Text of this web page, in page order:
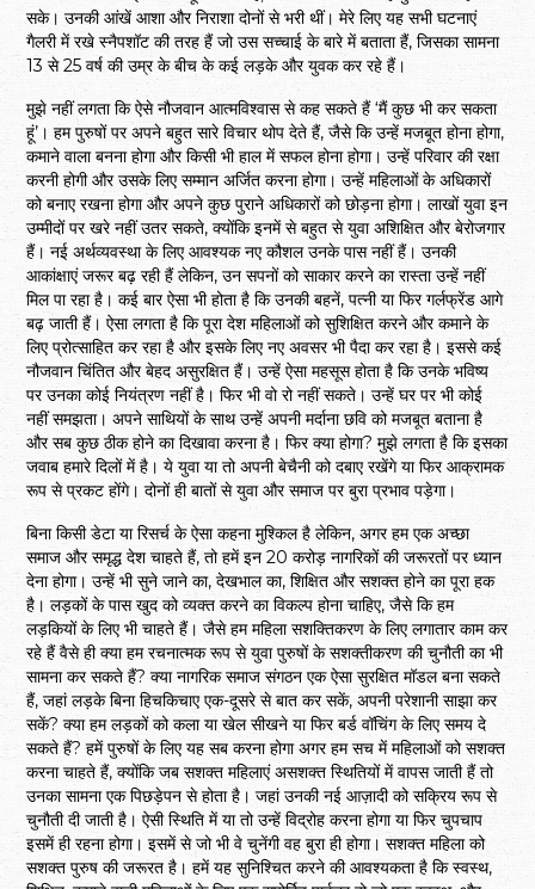
सके। उनकी आंखें आशा और निराशा दोनों से भरी थीं। मेरे लिए यह सभी घटनाएं
गैलरी में रखे स्नैपशॉट की तरह हैं जो उस सच्चाई के बारे में बताता हैं, जिसका सामना
13 से 25 वर्ष की उम्र के बीच के कई लड़के और युवक कर रहे हैं।
मुझे नहीं लगता कि ऐसे नौजवान आत्मविश्वास से कह सकते हैं ‘मैं कुछ भी कर सकता
हूं’। हम पुरुषों पर अपने बहुत सारे विचार थोप देते हैं, जैसे कि उन्हें मजबूत होना होगा,
कमाने वाला बनना होगा और किसी भी हाल में सफल होना होगा। उन्हें परिवार की रक्षा
करनी होगी और उसके लिए सम्मान अर्जित करना होगा। उन्हें महिलाओं के अधिकारों
को बनाए रखना होगा और अपने कुछ पुराने अधिकारों को छोड़ना होगा। लाखों युवा इन
उम्मीदों पर खरे नहीं उतर सकते, क्योंकि इनमें से बहुत से युवा अशिक्षित और बेरोजगार
हैं। नई अर्थव्यवस्था के लिए आवश्यक नए कौशल उनके पास नहीं हैं। उनकी
आकांक्षाएं जरूर बढ़ रही हैं लेकिन, उन सपनों को साकार करने का रास्ता उन्हें नहीं
मिल पा रहा है। कई बार ऐसा भी होता है कि उनकी बहनें, पत्नी या फिर गर्लफ्रेंड आगे
बढ़ जाती हैं। ऐसा लगता है कि पूरा देश महिलाओं को सुशिक्षित करने और कमाने के
लिए प्रोत्साहित कर रहा है और इसके लिए नए अवसर भी पैदा कर रहा है। इससे कई
नौजवान चिंतित और बेहद असुरक्षित हैं। उन्हें ऐसा महसूस होता है कि उनके भविष्य
पर उनका कोई नियंत्रण नहीं है। फिर भी वो रो नहीं सकते। उन्हें घर पर भी कोई
नहीं समझता। अपने साथियों के साथ उन्हें अपनी मर्दाना छवि को मजबूत बताना है
और सब कुछ ठीक होने का दिखावा करना है। फिर क्या होगा? मुझे लगता है कि इसका
जवाब हमारे दिलों में है। ये युवा या तो अपनी बेचैनी को दबाए रखेंगे या फिर आक्रामक
रूप से प्रकट होंगे। दोनों ही बातों से युवा और समाज पर बुरा प्रभाव पड़ेगा।
बिना किसी डेटा या रिसर्च के ऐसा कहना मुश्किल है लेकिन, अगर हम एक अच्छा
समाज और समृद्ध देश चाहते हैं, तो हमें इन 20 करोड़ नागरिकों की जरूरतों पर ध्यान
देना होगा। उन्हें भी सुने जाने का, देखभाल का, शिक्षित और सशक्त होने का पूरा हक
है। लड़कों के पास खुद को व्यक्त करने का विकल्प होना चाहिए, जैसे कि हम
लड़कियों के लिए भी चाहते हैं। जैसे हम महिला सशक्तिकरण के लिए लगातार काम कर
रहे हैं वैसे ही क्या हम रचनात्मक रूप से युवा पुरुषों के सशक्तीकरण की चुनौती का भी
सामना कर सकते हैं? क्या नागरिक समाज संगठन एक ऐसा सुरक्षित मॉडल बना सकते
हैं, जहां लड़के बिना हिचकिचाए एक-दूसरे से बात कर सकें, अपनी परेशानी साझा कर
सकें? क्या हम लड़कों को कला या खेल सीखने या फिर बर्ड वॉचिंग के लिए समय दे
सकते हैं? हमें पुरुषों के लिए यह सब करना होगा अगर हम सच में महिलाओं को सशक्त
करना चाहते हैं, क्योंकि जब सशक्त महिलाएं असशक्त स्थितियों में वापस जाती हैं तो
उनका सामना एक पिछड़ेपन से होता है। जहां उनकी नई आज़ादी को सक्रिय रूप से
चुनौती दी जाती है। ऐसी स्थिति में या तो उन्हें विद्रोह करना होगा या फिर चुपचाप
इसमें ही रहना होगा। इसमें से जो भी वे चुनेंगी वह बुरा ही होगा। सशक्त महिला को
सशक्त पुरुष की जरूरत है। हमें यह सुनिश्चित करने की आवश्यकता है कि स्वस्थ,